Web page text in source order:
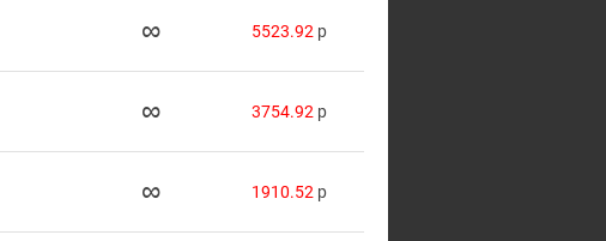
∞ 5523.92 p
∞ 3754.92 p
∞ 1910.52 p